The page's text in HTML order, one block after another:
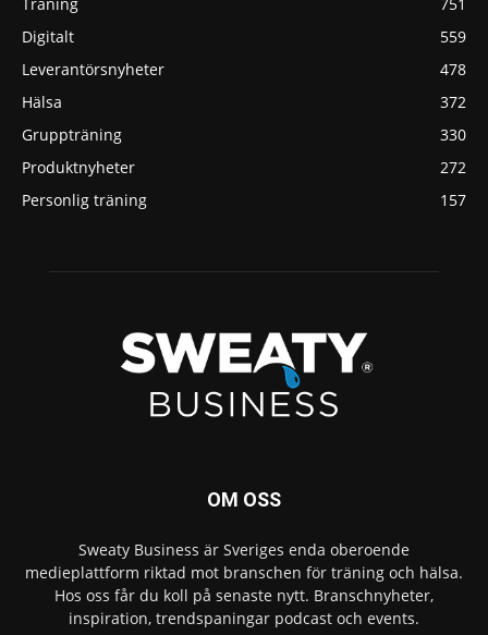
Digitalt
559
Leverantörsnyheter
478
Hälsa
372
Gruppträning
330
Produktnyheter
272
Personlig träning
157
OM OSS
Sweaty Business är Sveriges enda oberoende
medieplattform riktad mot branschen för träning och hälsa.
Hos oss får du koll på senaste nytt. Branschnyheter,
inspiration, trendspaningar podcast och events.